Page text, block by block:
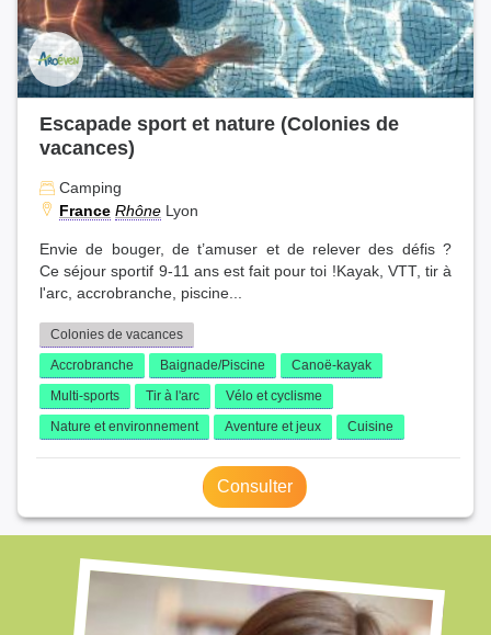
Escapade sport et nature (Colonies de
vacances)
Camping
France Rhône Lyon
Envie de bouger, de t’amuser et de relever des défis ?
Ce séjour sportif 9-11 ans est fait pour toi !Kayak, VTT, tir à
l'arc, accrobranche, piscine...
Colonies de vacances
Accrobranche
Baignade/Piscine
Canoë-kayak
Multi-sports
Tir à l'arc
Vélo et cyclisme
Nature et environnement
Aventure et jeux Cuisine
Consulter